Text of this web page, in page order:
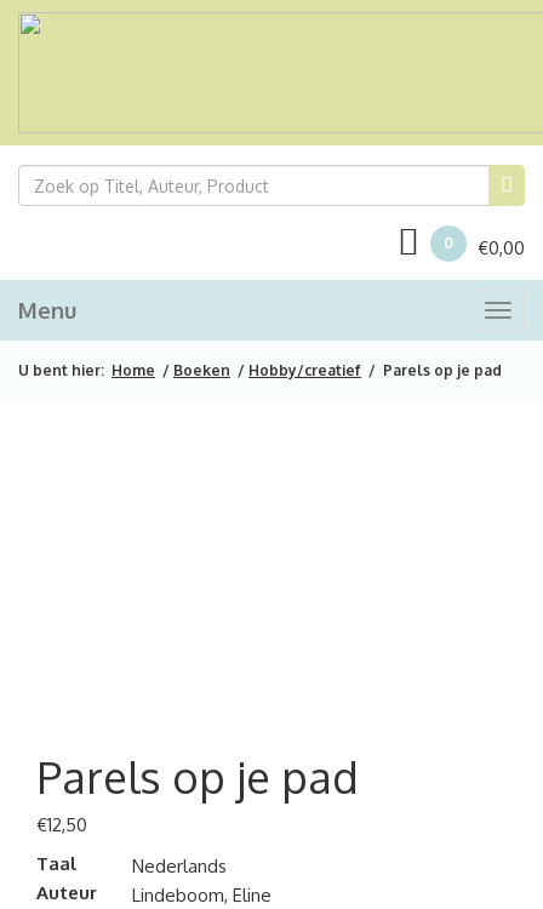
0 €0,00
Menu
U bent hier: Home / Boeken / Hobby/creatief / Parels op je pad
Parels op je pad
€12,50
Taal
Nederlands
Auteur
Lindeboom, Eline